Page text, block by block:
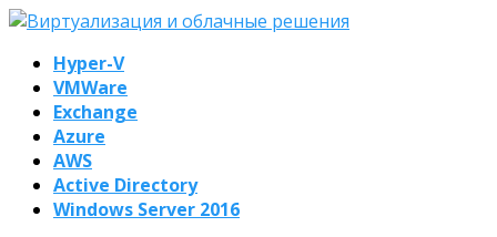
Hyper-V
VMWare
Exchange
Azure
AWS
Active Directory
Windows Server 2016